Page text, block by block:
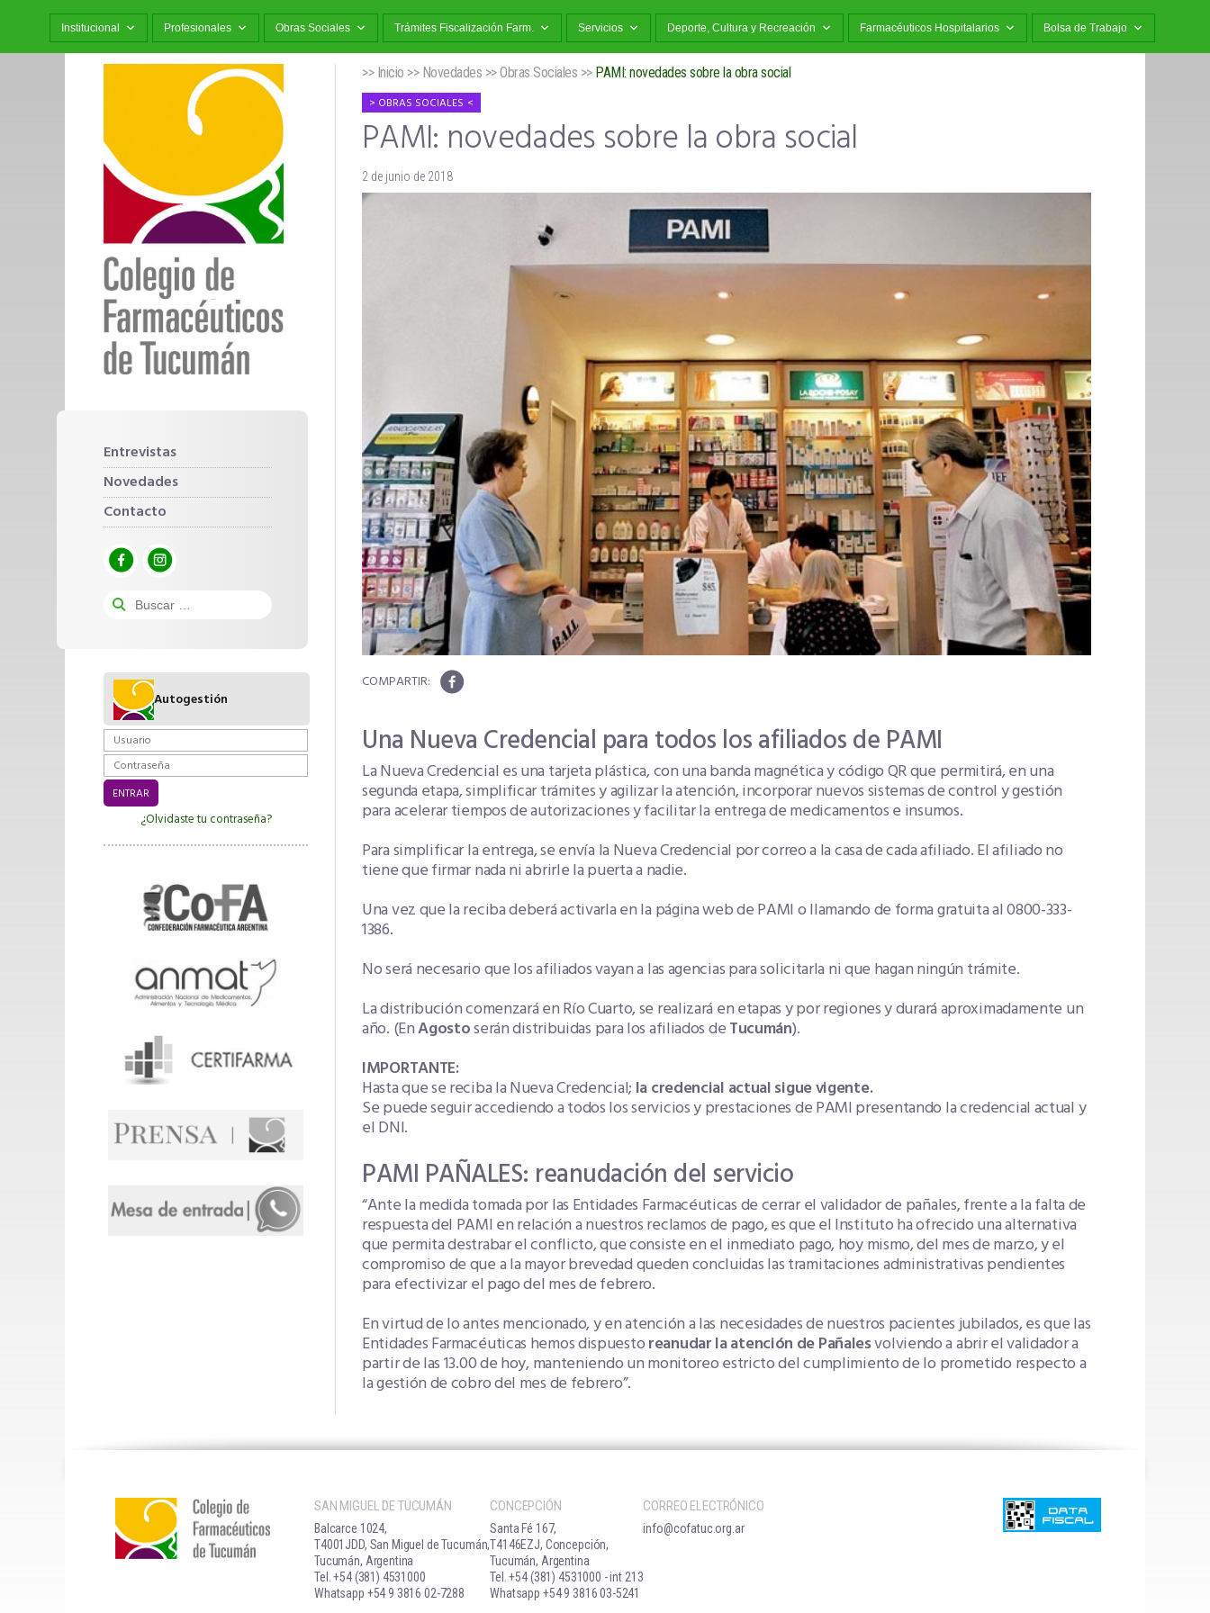
Institucional Profesionales Obras Sociales Trámites Fiscalización Farm. Servicios Deporte, Cultura y Recreación Farmacéuticos Hospitalarios Bolsa de Trabajo
Entrevistas
Novedades
Contacto
Autogestión
¿Olvidaste tu contraseña?
>> Inicio >> Novedades >>Obras Sociales >> PAMI: novedades sobre la obra social
OBRAS SOCIALES
PAMI: novedades sobre la obra social
2 de junio de 2018
Una Nueva Credencial para todos los afiliados de PAMI
La Nueva Credencial es una tarjeta plástica, con una banda magnética y código QR que permitirá, en una
segunda etapa, simplificar trámites y agilizar la atención, incorporar nuevos sistemas de control y gestión
para acelerar tiempos de autorizaciones y facilitar la entrega de medicamentos e insumos.
Para simplificar la entrega, se envía la Nueva Credencial por correo a la casa de cada afiliado. El afiliado no
tiene que firmar nada ni abrirle la puerta a nadie.
Una vez que la reciba deberá activarla en la página web de PAMI o llamando de forma gratuita al 0800-333-
1386.
No será necesario que los afiliados vayan a las agencias para solicitarla ni que hagan ningún trámite.
La distribución comenzará en Río Cuarto, se realizará en etapas y por regiones y durará aproximadamente un
año. (EnAgostoserán distribuidas para los afiliados deTucumán).
IMPORTANTE:
Hasta que se reciba la Nueva Credencial; la credencial actual sigue vigente.
Se puede seguir accediendo a todos los servicios y prestaciones de PAMI presentando la credencial actual y
el DNI.
PAMI PAÑALES: reanudación del servicio
“Ante la medida tomada por las Entidades Farmacéuticas de cerrar el validador de pañales, frente a la falta de
respuesta del PAMI en relación a nuestros reclamos de pago, es que el Instituto ha ofrecido una alternativa
que permita destrabar el conflicto, que consiste en el inmediato pago, hoy mismo, del mes de marzo, y el
compromiso de que a la mayor brevedad queden concluidas las tramitaciones administrativas pendientes
para efectivizar el pago del mes de febrero.
En virtud de lo antes mencionado, y en atención a las necesidades de nuestros pacientes jubilados, es que las
Entidades Farmacéuticas hemos dispuestoreanudar la atención de Pañalesvolviendo a abrir el validador a
partir de las 13.00 de hoy, manteniendo un monitoreo estricto del cumplimiento de lo prometido respecto a
la gestión de cobro del mes de febrero”.
SAN MIGUEL DE TUCUMÁN
Balcarce 1024,
T4001JDD, San Miguel de Tucumán,
Tucumán, Argentina
Tel. +54 (381) 4531000
Whatsapp +54 9 3816 02-7288
CONCEPCIÓN
Santa Fé 167,
T4146EZJ, Concepción,
Tucumán, Argentina
Tel. +54 (381) 4531000 - int 213
Whatsapp +54 9 3816 03-5241
CORREO ELECTRÓNICO
info@cofatuc.org.ar